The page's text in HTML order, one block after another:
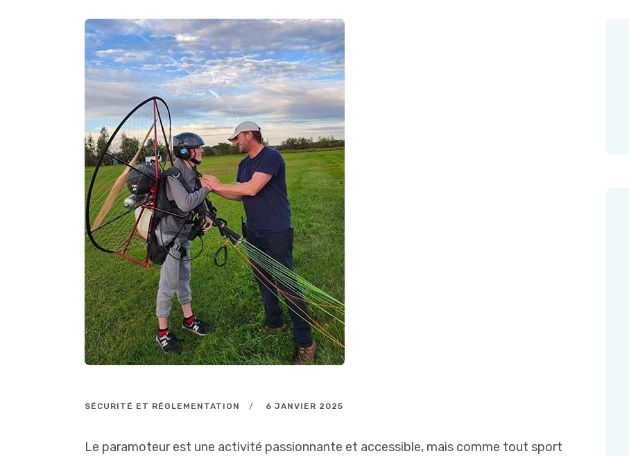
SÉCURITÉ ET RÉGLEMENTATION 6 JANVIER 2025
Le paramoteur est une activité passionnante et accessible, mais comme tout sport